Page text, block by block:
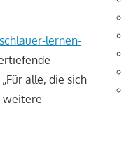
lernen-
alle, die sich
weitere